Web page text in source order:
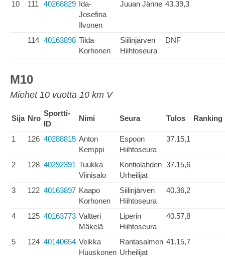
10 111 40268829 Ida-
Josefina
Ilvonen
Juuan Jänne 43.39,3
114 40163898 Tilda
Korhonen
Siilinjärven
Hiihtoseura
DNF
M10
Miehet 10 vuotta 10 km V
Sija Nro
Sportti-
ID
Nimi Seura Tulos Ranking
1 126 40288815 Anton
Kemppi
Espoon
Hiihtoseura
37.15,1
2 128 40292391 Tuukka
Viinisalo
Kontiolahden
Urheilijat
37.15,6
3 122 40163897 Kaapo
Korhonen
Siilinjärven
Hiihtoseura
40.36,2
4 125 40163773 Valtteri
Mäkelä
Liperin
Hiihtoseura
40.57,8
5 124 40140654 Veikka
Huuskonen
Rantasalmen
Urheilijat
41.15,7